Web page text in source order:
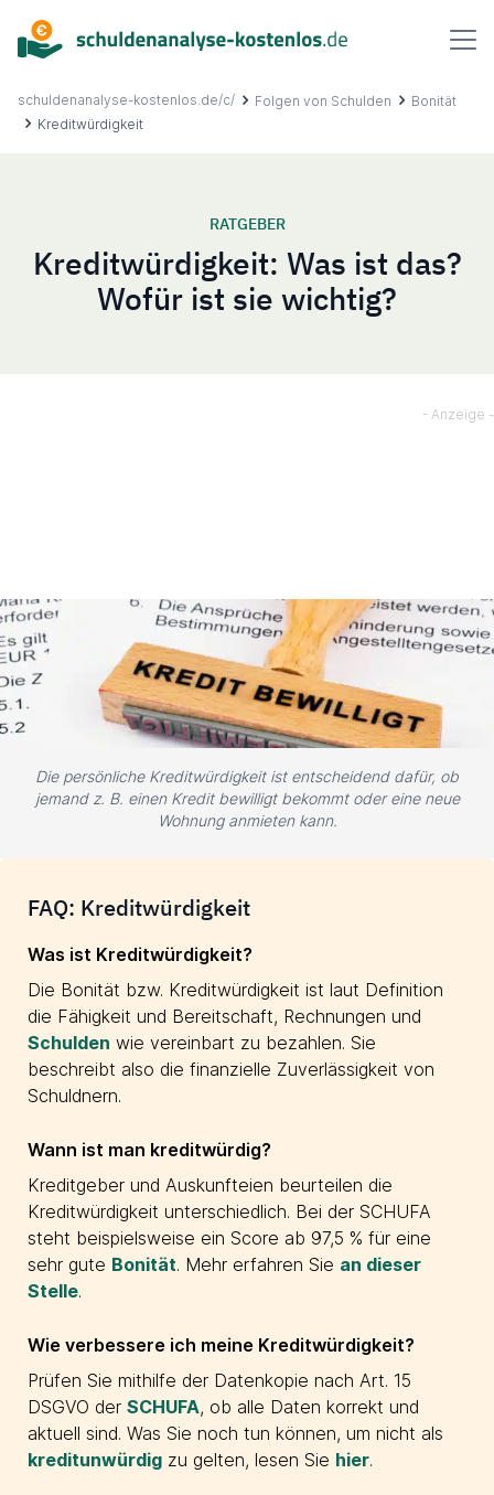
springen
schuldenanalyse-kostenlos.de/c/ Folgen von Schulden
Bonität
Kreditwürdigkeit
RATGEBER
Kreditwürdigkeit: Was ist das?
Wofür ist sie wichtig?
Die persönliche Kreditwürdigkeit ist entscheidend dafür, ob
jemand z. B. einen Kredit bewilligt bekommt oder eine neue
Wohnung anmieten kann.
FAQ: Kreditwürdigkeit
Was ist Kreditwürdigkeit?
Die Bonität bzw. Kreditwürdigkeit ist laut Definition
die Fähigkeit und Bereitschaft, Rechnungen und
Schulden wie vereinbart zu bezahlen. Sie
beschreibt also die finanzielle Zuverlässigkeit von
Schuldnern.
Wann ist man kreditwürdig?
Kreditgeber und Auskunfteien beurteilen die
Kreditwürdigkeit unterschiedlich. Bei der SCHUFA
steht beispielsweise ein Score ab 97,5 % für eine
sehr gute Bonität. Mehr erfahren Sie an dieser
Stelle.
Wie verbessere ich meine Kreditwürdigkeit?
Prüfen Sie mithilfe der Datenkopie nach Art. 15
DSGVO der SCHUFA, ob alle Daten korrekt und
aktuell sind. Was Sie noch tun können, um nicht als
kreditunwürdig zu gelten, lesen Sie hier.